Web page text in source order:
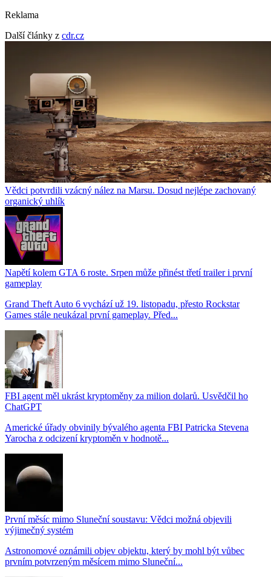
Reklama
Další články z cdr.cz
Vědci potvrdili vzácný nález na Marsu. Dosud nejlépe zachovaný
organický uhlík
Napětí kolem GTA 6 roste. Srpen může přinést třetí trailer i první
gameplay
Grand Theft Auto 6 vychází už 19. listopadu, přesto Rockstar
Games stále neukázal první gameplay. Před...
FBI agent měl ukrást kryptoměny za milion dolarů. Usvědčil ho
ChatGPT
Americké úřady obvinily bývalého agenta FBI Patricka Stevena
Yarocha z odcizení kryptoměn v hodnotě...
První měsíc mimo Sluneční soustavu: Vědci možná objevili
výjimečný systém
Astronomové oznámili objev objektu, který by mohl být vůbec
prvním potvrzeným měsícem mimo Sluneční...